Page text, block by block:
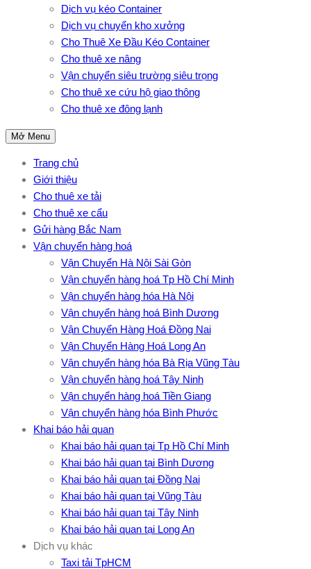
Dịch vụ kéo Container
Dịch vụ chuyển kho xưởng
Cho Thuê Xe Đầu Kéo Container
Cho thuê xe nâng
Vận chuyển siêu trường siêu trọng
Cho thuê xe cứu hộ giao thông
Cho thuê xe đông lạnh
Mở Menu
Trang chủ
Giới thiệu
Cho thuê xe tải
Cho thuê xe cẩu
Gửi hàng Bắc Nam
Vận chuyển hàng hoá
Vận Chuyển Hà Nội Sài Gòn
Vận chuyển hàng hoá Tp Hồ Chí Minh
Vận chuyển hàng hóa Hà Nội
Vận chuyển hàng hoá Bình Dương
Vận Chuyển Hàng Hoá Đồng Nai
Vận Chuyển Hàng Hoá Long An
Vận chuyển hàng hóa Bà Rịa Vũng Tàu
Vận chuyển hàng hoá Tây Ninh
Vận chuyển hàng hoá Tiền Giang
Vận chuyển hàng hóa Bình Phước
Khai báo hải quan
Khai báo hải quan tại Tp Hồ Chí Minh
Khai báo hải quan tại Bình Dương
Khai báo hải quan tại Đồng Nai
Khai báo hải quan tại Vũng Tàu
Khai báo hải quan tại Tây Ninh
Khai báo hải quan tại Long An
Dịch vụ khác
Taxi tải TpHCM